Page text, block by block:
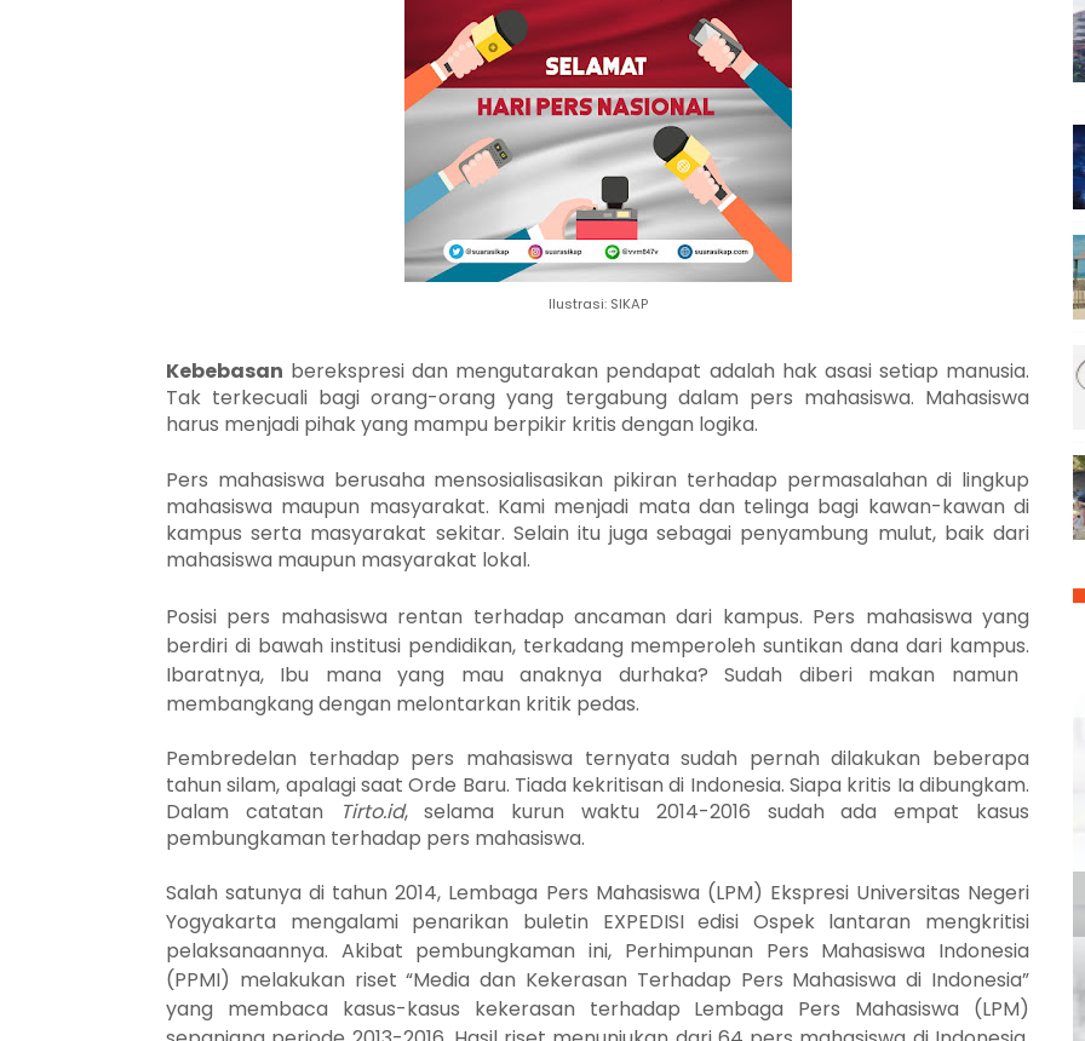
Ilustrasi: SIKAP
Kebebasan berekspresi dan mengutarakan pendapat adalah hak asasi setiap manusia.
Tak terkecuali bagi orang-orang yang tergabung dalam pers mahasiswa. Mahasiswa
harus menjadi pihak yang mampu berpikir kritis dengan logika.
Pers mahasiswa berusaha mensosialisasikan pikiran terhadap permasalahan di lingkup
mahasiswa maupun masyarakat. Kami menjadi mata dan telinga bagi kawan-kawan di
kampus serta masyarakat sekitar. Selain itu juga sebagai penyambung mulut, baik dari
mahasiswa maupun masyarakat lokal.
Posisi pers mahasiswa rentan terhadap ancaman dari kampus. Pers mahasiswa yang
berdiri di bawah institusi pendidikan, terkadang memperoleh suntikan danadari kampus.
Ibaratnya, Ibu mana yang mau anaknya durhaka? Sudah diberi makan namun
membangkang dengan melontarkan kritik pedas.
Pembredelan terhadap pers mahasiswa ternyata sudah pernah dilakukan beberapa
tahun silam, apalagi saat Orde Baru. Tiada kekritisan di Indonesia. Siapa kritis Ia dibungkam.
Dalam catatan
Tirto.id, selama kurun waktu 2014-2016 sudah ada empat kasus
pembungkaman terhadap pers mahasiswa.
Salah satunya di tahun 2014, Lembaga Pers Mahasiswa (LPM) Ekspresi Universitas Negeri
Yogyakarta mengalami penarikan buletin EXPEDISI edisi Ospek lantaran mengkritisi
pelaksanaannya. Akibat pembungkaman ini, Perhimpunan Pers Mahasiswa Indonesia
(PPMI) melakukan riset “Media dan Kekerasan Terhadap Pers Mahasiswa di Indonesia”
yang membaca kasus-kasus kekerasan terhadap Lembaga Pers Mahasiswa (LPM)